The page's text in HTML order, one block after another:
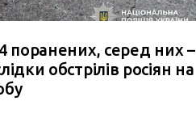
поранених, серед них –
обстрілів росіян на